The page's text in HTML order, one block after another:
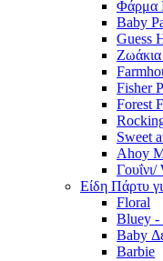
Φάρμα
Baby
Guess
Fisher
Forest
Sweet
Ahoy
Είδη Πάρτυ
Floral
Bluey -
Baby
Barbie